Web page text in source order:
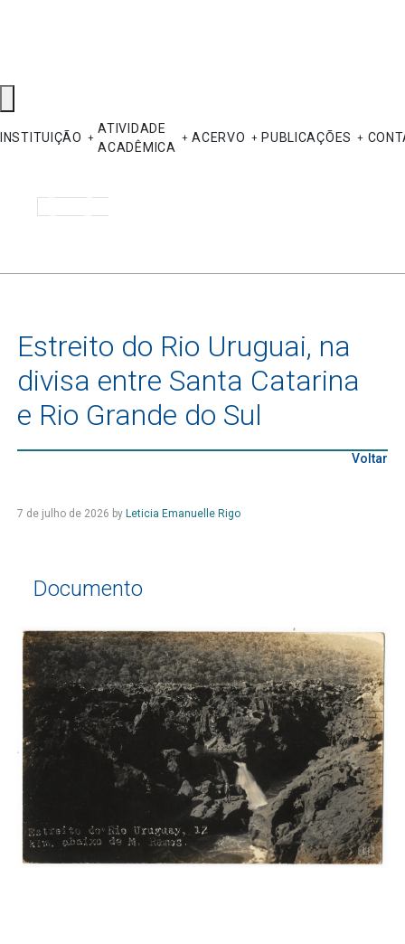
INSTITUIÇÃO
ATIVIDADE
ACADÊMICA
ACERVO PUBLICAÇÕES
Estreito do Rio Uruguai, na
divisa entre Santa Catarina
e Rio Grande do Sul
Voltar
7 de julho de 2026 by Leticia Emanuelle Rigo
Documento